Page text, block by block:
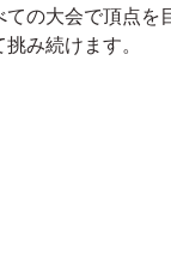
の大会で頂点を
み続けます。